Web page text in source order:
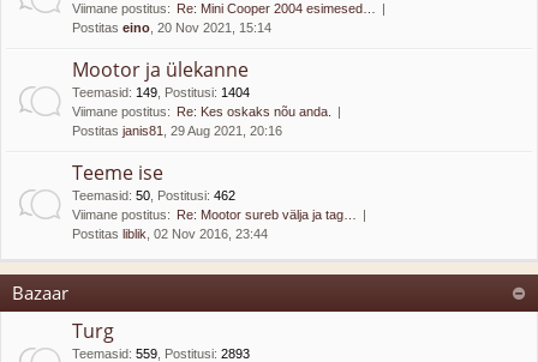
Viimane postitus: Re: Mini Cooper 2004 esimesed…
Postitas eino , 20 Nov 2021, 15:14
Mootor ja ülekanne
Teemasid: 149 Postitusi: 1404
Viimane postitus: Re: Kes oskaks nõu anda.
Postitas janis81 , 29 Aug 2021, 20:16
Teeme ise
Teemasid: 50 Postitusi: 462
Viimane postitus: Re: Mootor sureb välja ja tag…
Postitas liblik , 02 Nov 2016, 23:44
Bazaar
Turg
Teemasid: 559 Postitusi: 2893